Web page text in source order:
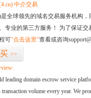
中介交易
是全球领先的域名交易服务机构
专业的第三方服务！ 为了保证
可“点击这里”查看或咨询
>>
leading domain escrow service
volume every year. We